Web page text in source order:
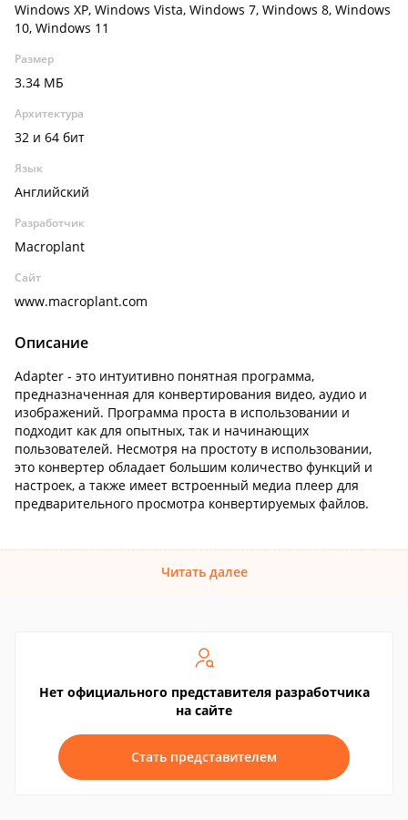
Windows XP, Windows Vista, Windows 7, Windows 8, Windows
10, Windows 11
Размер
3.34 МБ
Архитектура
32 и 64 бит
Язык
Английский
Разработчик
Macroplant
Сайт
www.macroplant.com
Описание
Adapter - это интуитивно понятная программа,
предназначенная для конвертирования видео, аудио и
изображений. Программа проста в использовании и
подходит как для опытных, так и начинающих
пользователей. Несмотря на простоту в использовании,
это конвертер обладает большим количество функций и
настроек, а также имеет встроенный медиа плеер для
предварительного просмотра конвертируемых файлов.
Читать далее
Нет официального представителя разработчика
на сайте
Стать представителем